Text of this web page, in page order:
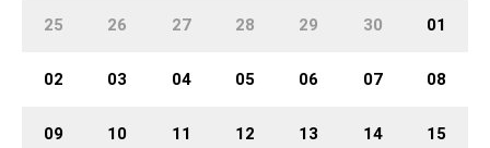
25 26 27 28 29 30 01
02 03 04 05 06 07 08
09 10 11 12 13 14 15